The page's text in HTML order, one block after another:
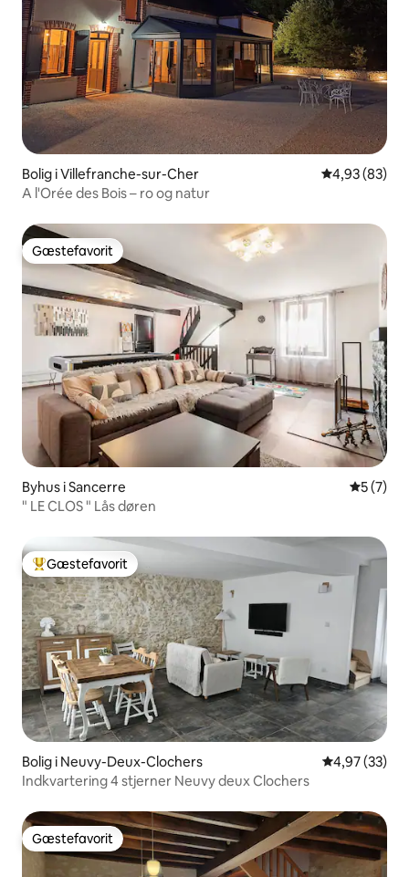
Bolig i Villefranche-sur-Cher 4,93 ud af 5 i
4,93 (83)
A l'Orée des Bois – ro og natur
Gæstefavorit
Gæstefavorit
Byhus i Sancerre 5 ud af 5
5 (7)
" LE CLOS " Lås døren
Bedste gæstefavorit
Gæstefavorit
Bolig i Neuvy-Deux-Clochers 4,97 ud af 5 i
4,97 (33)
Indkvartering 4 stjerner Neuvy deux Clochers
Gæstefavorit
Gæstefavorit